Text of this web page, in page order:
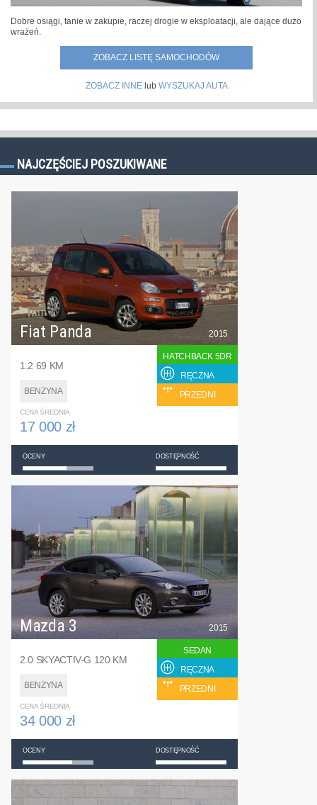
Dobre osiągi, tanie w zakupie, raczej drogie w eksploatacji, ale dające dużo
wrażeń.
ZOBACZ LISTĘ SAMOCHODÓW
ZOBACZ INNElub WYSZUKAJ AUTA
NAJCZĘŚCIEJ POSZUKIWANE
Fiat Panda
1.2 69 KM
BENZYNA
2015
HATCHBACK 5DR
RĘCZNA
PRZEDNI
CENA ŚREDNIA
17 000 zł
OCENY DOSTĘPNOŚĆ
Mazda 3
2.0 SKYACTIV-G 120 KM
BENZYNA
2015
SEDAN
RĘCZNA
PRZEDNI
CENA ŚREDNIA
34 000 zł
OCENY DOSTĘPNOŚĆ